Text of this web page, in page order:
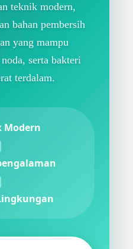
teknik modern,
bahan pembersih
yang mampu
serta bakteri
terdalam.
Modern
|
|